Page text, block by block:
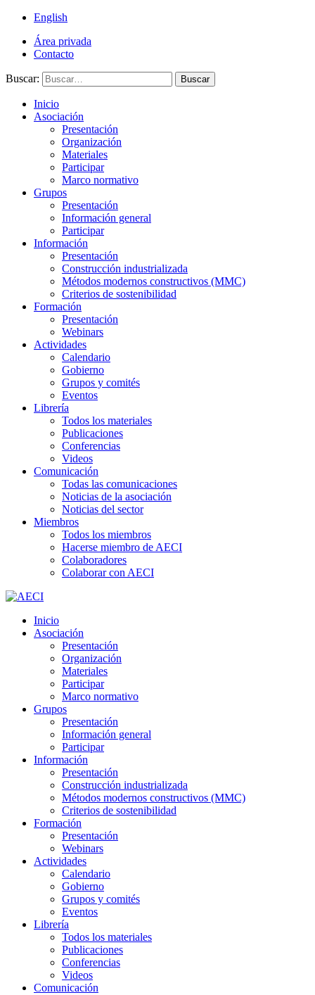
English
Área privada
Contacto
Buscar: Buscar
Inicio
Asociación
Presentación
Organización
Materiales
Participar
Marco normativo
Grupos
Presentación
Información general
Participar
Información
Presentación
Construcción industrializada
Métodos modernos constructivos (MMC)
Criterios de sostenibilidad
Formación
Presentación
Webinars
Actividades
Calendario
Gobierno
Grupos y comités
Eventos
Librería
Todos los materiales
Publicaciones
Conferencias
Videos
Comunicación
Todas las comunicaciones
Noticias de la asociación
Noticias del sector
Miembros
Todos los miembros
Hacerse miembro de AECI
Colaboradores
Colaborar con AECI
Inicio
Asociación
Presentación
Organización
Materiales
Participar
Marco normativo
Grupos
Presentación
Información general
Participar
Información
Presentación
Construcción industrializada
Métodos modernos constructivos (MMC)
Criterios de sostenibilidad
Formación
Presentación
Webinars
Actividades
Calendario
Gobierno
Grupos y comités
Eventos
Librería
Todos los materiales
Publicaciones
Conferencias
Videos
Comunicación